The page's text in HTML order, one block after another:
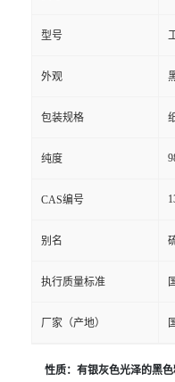
型号
外观
包装规格
纯度
CAS编号
别名
执行质量标准
厂家（产地）
性质：有银灰色光泽的黑色